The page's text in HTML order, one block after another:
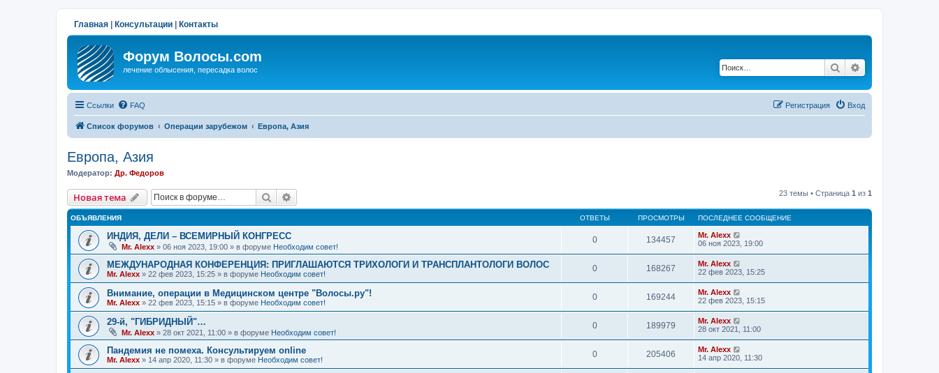
Главная Консультации Контакты
Форум Волосы.com
лечение облысения, пересадка волос Поиск
Ссылки FAQ Вход
Регистрация
Список форумов Операции зарубежом Европа, Азия
Европа, Азия
Модератор: Др. Федоров
Новая тема Поиск 23 темы • Страница 1 из 1
ОБЪЯВЛЕНИЯ ОТВЕТЫ ПРОСМОТРЫ ПОСЛЕДНЕЕ СООБЩЕНИЕ
ИНДИЯ, ДЕЛИ – ВСЕМИРНЫЙ КОНГРЕСС
Mr. Alexx » 06 ноя 2023, 19:00 » в форуме Необходим совет!
0 134457
Mr. Alexx
06 ноя 2023, 19:00
МЕЖДУНАРОДНАЯ КОНФЕРЕНЦИЯ: ПРИГЛАШАЮТСЯ ТРИХОЛОГИ И ТРАНСПЛАНТОЛОГИ ВОЛОС
Mr. Alexx » 22 фев 2023, 15:25 » в форуме Необходим совет!
0 168267
Mr. Alexx
22 фев 2023, 15:25
Внимание, операции в Медицинском центре "Волосы.ру"!
Mr. Alexx » 22 фев 2023, 15:15 » в форуме Необходим совет!
0 169244
Mr. Alexx
22 фев 2023, 15:15
29-й, "ГИБРИДНЫЙ"…
Mr. Alexx » 28 окт 2021, 11:00 » в форуме Необходим совет!
0 189979
Mr. Alexx
28 окт 2021, 11:00
Пандемия не помеха. Консультируем online
Mr. Alexx » 14 апр 2020, 11:30 » в форуме Необходим совет!
0 205406
Mr. Alexx
14 апр 2020, 11:30